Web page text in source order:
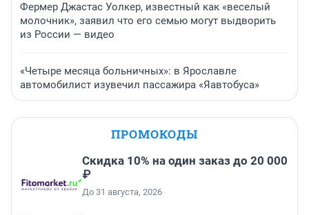
Фермер Джастас Уолкер, известный как «веселый
молочник», заявил что его семью могут выдворить
из России — видео
«Четыре месяца больничных»: в Ярославле
автомобилист изувечил пассажира «Яавтобуса»
ПРОМОКОДЫ
Скидка 10% на один заказ до 20 000
₽
До 31 августа, 2026